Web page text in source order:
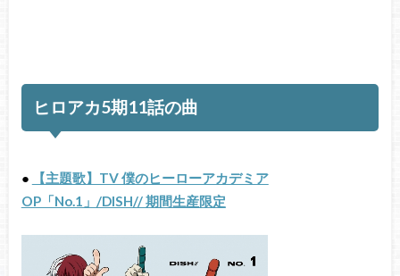
ヒロアカ5期11話の曲
●
【主題歌】TV 僕のヒーローアカデミア
OP「No.1」/DISH// 期間生産限定